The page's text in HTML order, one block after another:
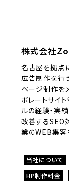
株式会社
名古屋を拠点
広告制作を行
ページ制作を
ポレートサイ
ルの経験・実
改善するSEO
業のWEB集客
当社について
HP制作料金